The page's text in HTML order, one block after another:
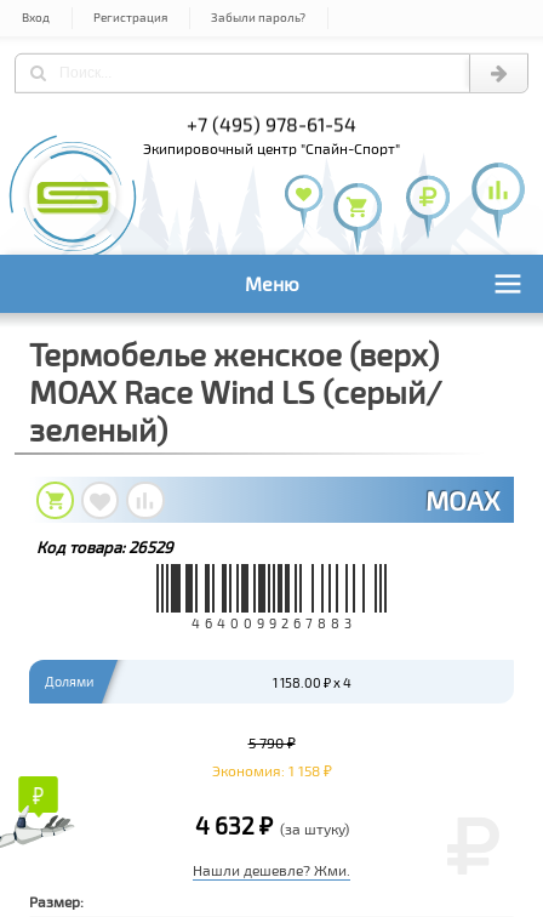
Вход Регистрация Забыли пароль?
+7 (495) 978-61-54
экипировочный центр "Спайн-Спорт"
Меню
Термобелье женское (верх)
MOAX Race Wind LS (серый/
зеленый)
MOAX
Код товара:26529
4640099267883
₽₽
Долями 1 158.00 ₽ x 4
5 790 ₽
Экономия: 1 158 ₽
4 632 ₽ (за штуку)
Нашли дешевле? Жми.
Размер: